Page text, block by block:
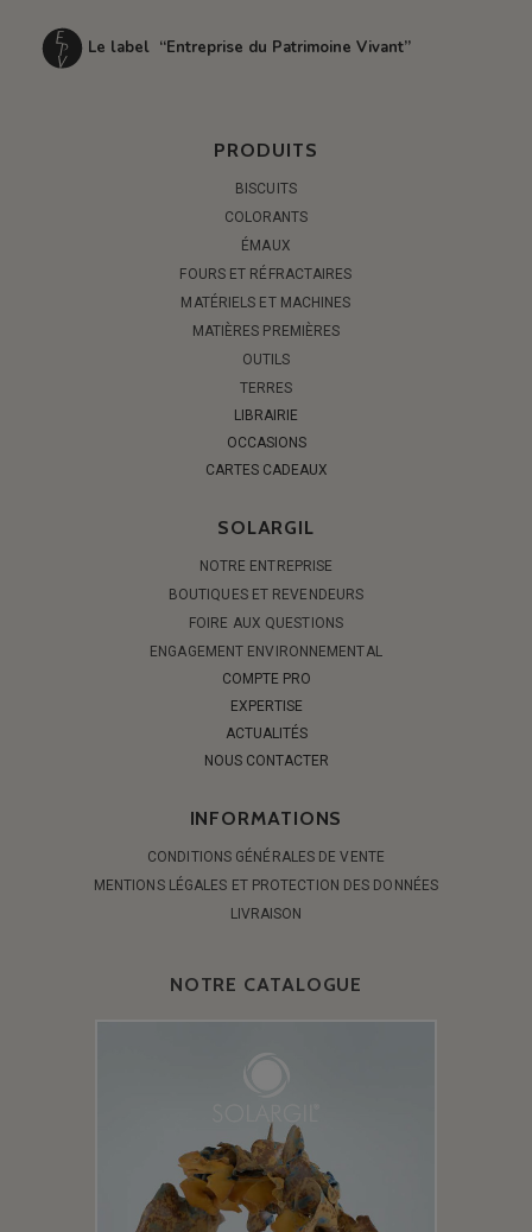
Le label “Entreprise du Patrimoine Vivant”
PRODUITS
BISCUITS
COLORANTS
ÉMAUX
FOURS ET RÉFRACTAIRES
MATÉRIELS ET MACHINES
MATIÈRES PREMIÈRES
OUTILS
TERRES
LIBRAIRIE
OCCASIONS
CARTES CADEAUX
SOLARGIL
NOTRE ENTREPRISE
BOUTIQUES ET REVENDEURS
FOIRE AUX QUESTIONS
ENGAGEMENT ENVIRONNEMENTAL
COMPTE PRO
EXPERTISE
ACTUALITÉS
NOUS CONTACTER
INFORMATIONS
CONDITIONS GÉNÉRALES DE VENTE
MENTIONS LÉGALES ET PROTECTION DES DONNÉES
LIVRAISON
NOTRE CATALOGUE